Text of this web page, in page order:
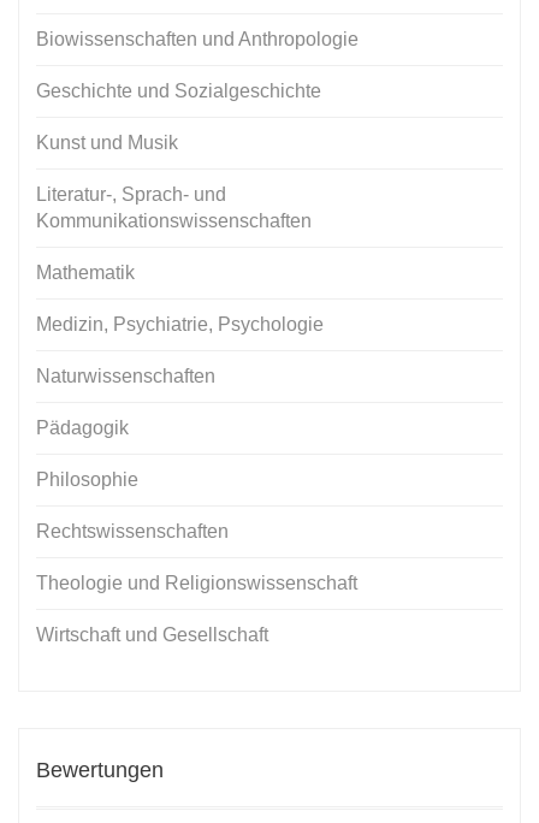
Biowissenschaften und Anthropologie
Geschichte und Sozialgeschichte
Kunst und Musik
Literatur-, Sprach- und
Kommunikationswissenschaften
Mathematik
Medizin, Psychiatrie, Psychologie
Naturwissenschaften
Pädagogik
Philosophie
Rechtswissenschaften
Theologie und Religionswissenschaft
Wirtschaft und Gesellschaft
Bewertungen